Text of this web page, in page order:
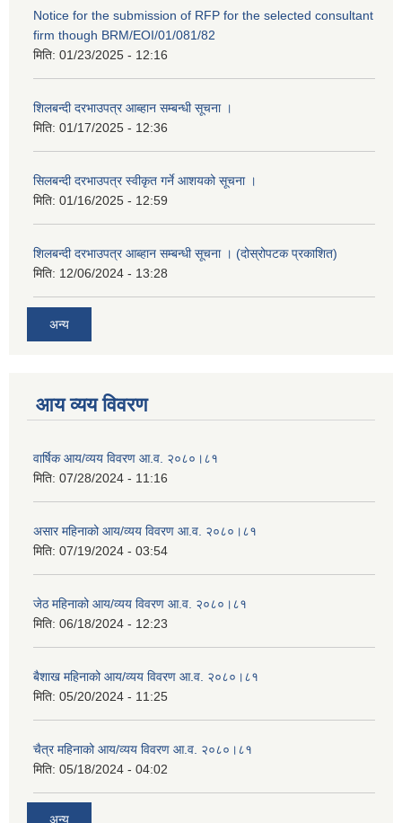
Notice for the submission of RFP for the selected consultant
firm though BRM/EOI/01/081/82
मिति: 01/23/2025 - 12:16
शिलबन्दी दरभाउपत्र आब्हान सम्बन्धी सूचना ।
मिति: 01/17/2025 - 12:36
सिलबन्दी दरभाउपत्र स्वीकृत गर्ने आशयको सूचना ।
मिति: 01/16/2025 - 12:59
शिलबन्दी दरभाउपत्र आब्हान सम्बन्धी सूचना । (दोस्रोपटक प्रकाशित)
मिति: 12/06/2024 - 13:28
अन्य
आय व्यय विवरण
वार्षिक आय/व्यय विवरण आ.व. २०८०।८१
मिति: 07/28/2024 - 11:16
असार महिनाको आय/व्यय विवरण आ.व. २०८०।८१
मिति: 07/19/2024 - 03:54
जेठ महिनाको आय/व्यय विवरण आ.व. २०८०।८१
मिति: 06/18/2024 - 12:23
बैशाख महिनाको आय/व्यय विवरण आ.व. २०८०।८१
मिति: 05/20/2024 - 11:25
चैत्र महिनाको आय/व्यय विवरण आ.व. २०८०।८१
मिति: 05/18/2024 - 04:02
अन्य